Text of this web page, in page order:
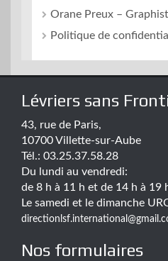
Orane Preux –
Politique de
Lévriers sans
43, rue de Paris,
10700 Villette-sur-Aube
Tél.: 03.25.37.58.28
Du lundi au vendredi:
de 8 h à 11 h et de 14 h à 19
Le samedi et le dimanche
Nos formulaires